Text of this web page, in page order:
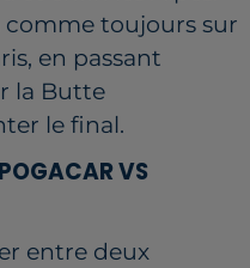
comme toujours sur
en passant
la Butte
le final.
VS
entre deux